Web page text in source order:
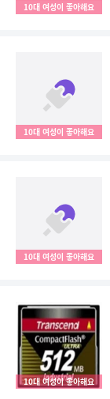
10대 여성이 좋아해요
10대 여성이 좋아해요
10대 여성이 좋아해요
10대 여성이 좋아해요